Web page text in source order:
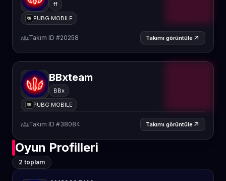
ff
PUBG MOBILE
groupsTakım ID #20258 Takımı görüntüle arrow_outward
BBxteam
BBx
PUBG MOBILE
groupsTakım ID #38084 Takımı görüntüle arrow_outward
Oyun Profilleri
2 toplam